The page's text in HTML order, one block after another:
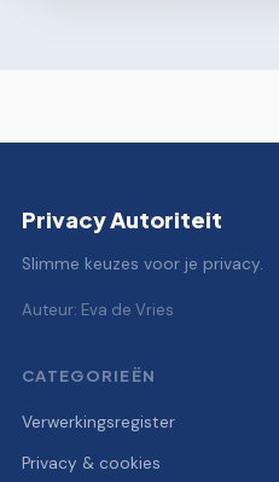
Privacy Autoriteit
Slimme keuzes voor je privacy.
Auteur: Eva de Vries
CATEGORIEËN
Verwerkingsregister
Privacy & cookies